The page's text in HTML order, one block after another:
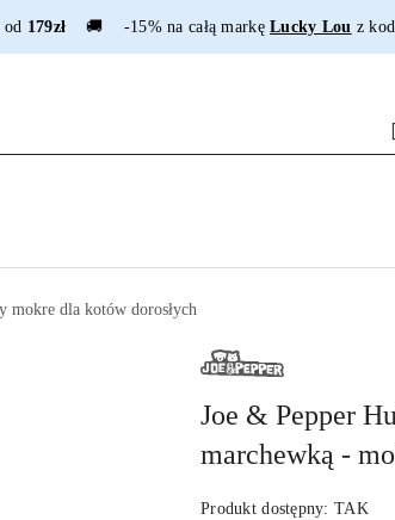
od 179zł 🚚 -15% na całą markęLucky Lou z
mokre dla kotów dorosłych
NAZWA
PRODUCENTA:
Joe & Pepper
marchewką -
Produkt dostępny:TAK